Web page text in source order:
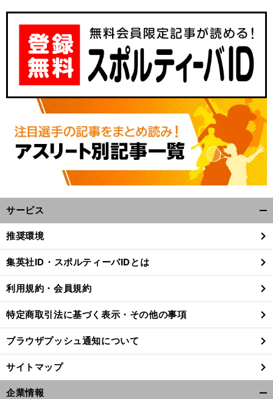
サービス
閉
る
推奨環境
集英社ID・スポルティーバIDとは
利用規約・会員規約
特定商取引法に基づく表示・その他の事項
ブラウザプッシュ通知について
サイトマップ
企業情報